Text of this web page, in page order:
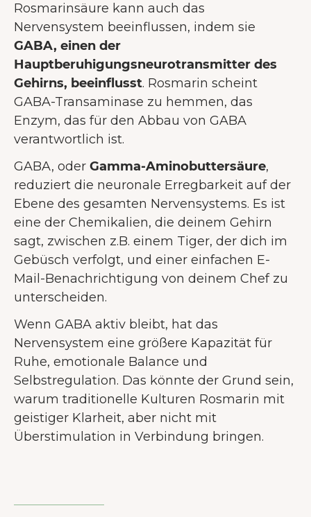
Rosmarinsäure kann auch das
Nervensystem beeinflussen, indem sie
GABA, einen der
Hauptberuhigungsneurotransmitter des
Gehirns, beeinflusst. Rosmarin scheint
GABA-Transaminase zu hemmen, das
Enzym, das für den Abbau von GABA
verantwortlich ist.
GABA, oder Gamma-Aminobuttersäure,
reduziert die neuronale Erregbarkeit auf der
Ebene des gesamten Nervensystems. Es ist
eine der Chemikalien, die deinem Gehirn
sagt, zwischen z.B. einem Tiger, der dich im
Gebüsch verfolgt, und einer einfachen E-
Mail-Benachrichtigung von deinem Chef zu
unterscheiden.
Wenn GABA aktiv bleibt, hat das
Nervensystem eine größere Kapazität für
Ruhe, emotionale Balance und
Selbstregulation. Das könnte der Grund sein,
warum traditionelle Kulturen Rosmarin mit
geistiger Klarheit, aber nicht mit
Überstimulation in Verbindung bringen.